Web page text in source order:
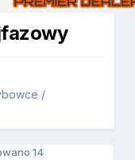
/
14